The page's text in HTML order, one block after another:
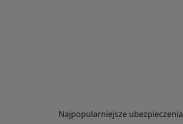
Najpopularniejsze ubezpieczenia